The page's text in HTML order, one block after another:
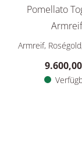
Pomellato
Armreif
Pomellato
Armreif,